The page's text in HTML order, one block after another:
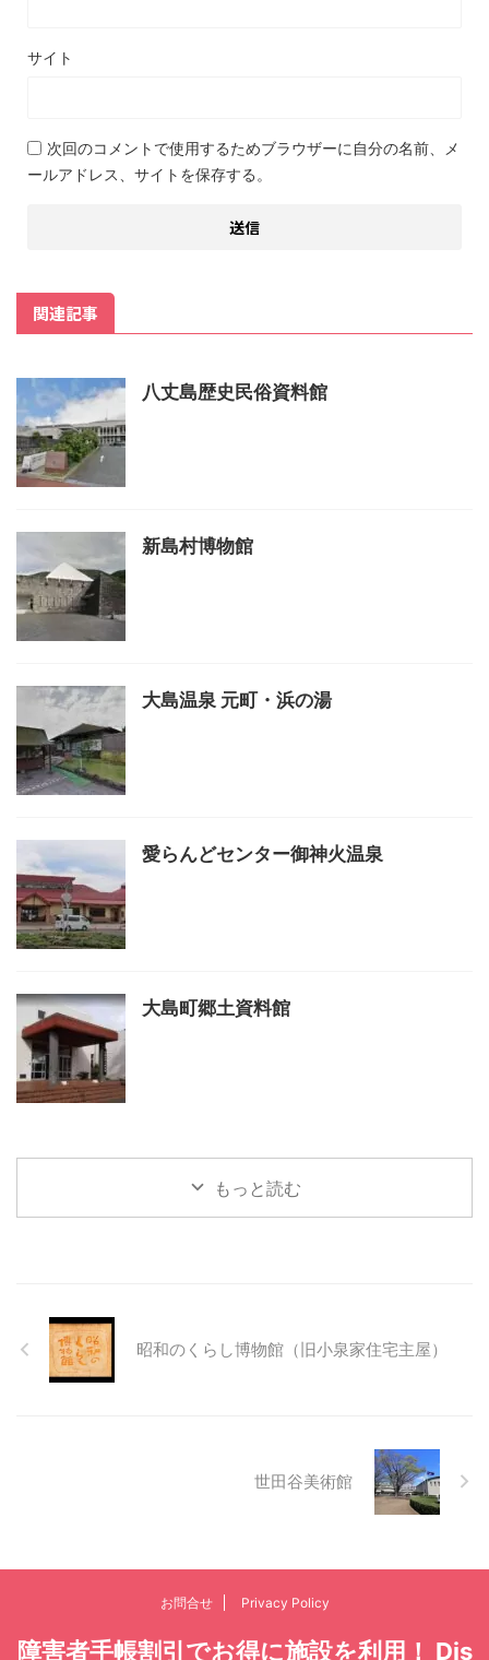
サイト
次回のコメントで使用するためブラウザーに自分の名前、メ
ールアドレス、サイトを保存する。
関連記事
八丈島歴史民俗資料館
新島村博物館
大島温泉 元町・浜の湯
愛らんどセンター御神火温泉
大島町郷土資料館
もっと読む
昭和のくらし博物館（旧小泉家住宅主屋）
世田谷美術館
お問合せ Privacy Policy
障害者手帳割引でお得に施設を利用！ Dis